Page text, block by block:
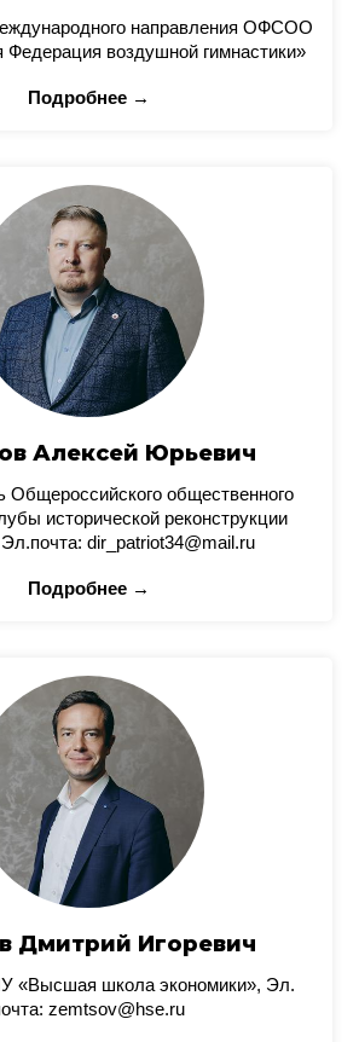
направления ОФСОО
Федерация воздушной гимнастики»
Подробнее →
Алексей Юрьевич
Общероссийского общественного
исторической реконструкции
dir_patriot34@mail.ru
Подробнее →
Дмитрий Игоревич
«Высшая школа экономики», Эл.
zemtsov@hse.ru